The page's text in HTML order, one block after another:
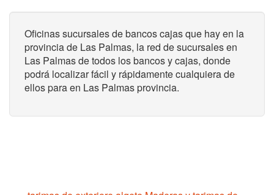
Oficinas sucursales de bancos cajas que hay en la
provincia de Las Palmas, la red de sucursales en
Las Palmas de todos los bancos y cajas, donde
podrá localizar fácil y rápidamente cualquiera de
ellos para en Las Palmas provincia.